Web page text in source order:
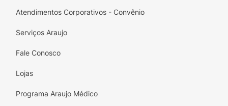
Atendimentos Corporativos - Convênio
Serviços Araujo
Fale Conosco
Lojas
Programa Araujo Médico